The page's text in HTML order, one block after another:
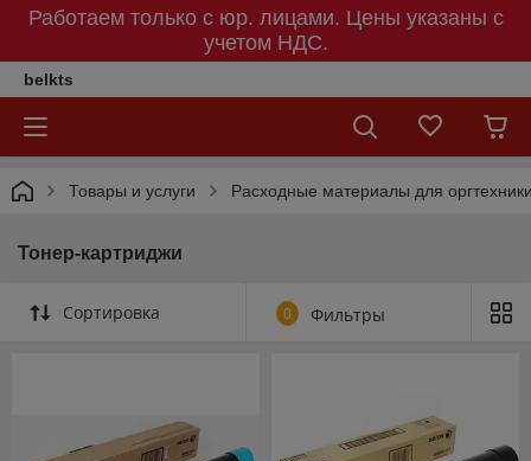
Работаем только с юр. лицами. Цены указаны c
учетом НДС.
belkts
Товары и услуги Расходные материалы для
Тонер-картриджи
Сортировка 0 Фильтры